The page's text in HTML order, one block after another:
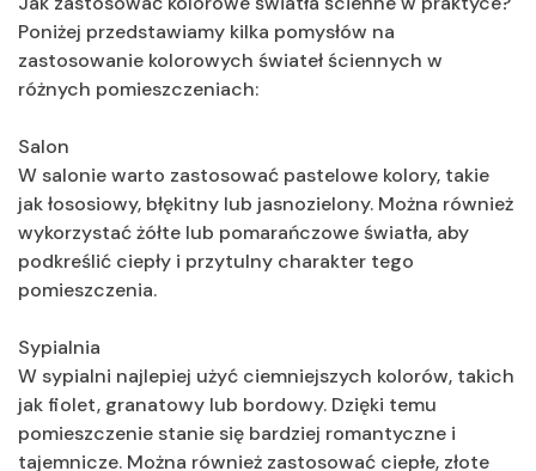
Poniżej przedstawiamy kilka pomysłów na
zastosowanie kolorowych świateł ściennych w
różnych pomieszczeniach:
Salon
W salonie warto zastosować pastelowe kolory, takie
jak łososiowy, błękitny lub jasnozielony. Można również
wykorzystać żółte lub pomarańczowe światła, aby
podkreślić ciepły i przytulny charakter tego
pomieszczenia.
Sypialnia
W sypialni najlepiej użyć ciemniejszych kolorów, takich
jak fiolet, granatowy lub bordowy. Dzięki temu
pomieszczenie stanie się bardziej romantyczne i
tajemnicze. Można również zastosować ciepłe, złote